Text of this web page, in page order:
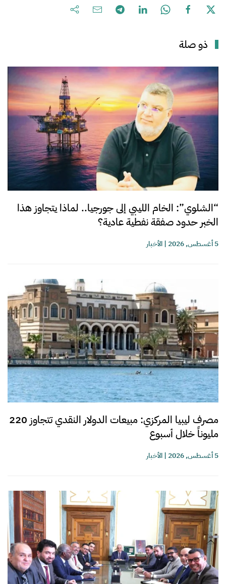
ذو صلة
“الشلوي”: الخام الليبي إلى جورجيا.. لماذا يتجاوز هذا
الخبر حدود صفقة نفطية عادية؟
5 أغسطس, 2026 |الأخبار
مصرف ليبيا المركزي: مبيعات الدولار النقدي تتجاوز 220
مليوناً خلال أسبوع
5 أغسطس, 2026 |الأخبار